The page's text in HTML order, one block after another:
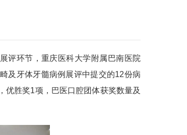
评环节，重庆医科大学附属巴南医院
及牙体牙髓病例展评中提交的12份病
优胜奖1项，巴医口腔团体获奖数量及